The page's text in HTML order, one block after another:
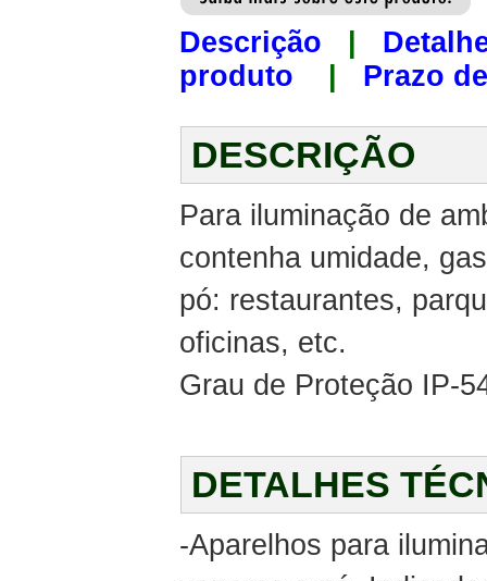
Descrição
produto
Prazo
DESCRIÇÃO
Para iluminação de
contenha umidade,
pó: restaurantes,
oficinas, etc.
Grau de Proteção IP-
DETALHES
-Aparelhos para